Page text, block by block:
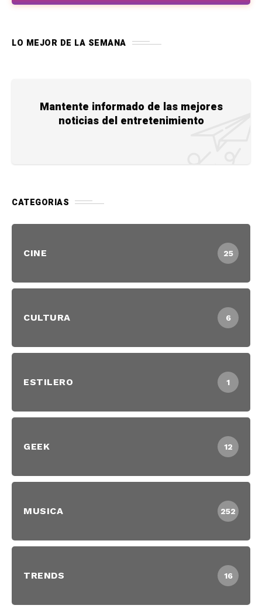
LO MEJOR DE LA SEMANA
Mantente informado de las mejores
noticias del entretenimiento
CATEGORIAS
CINE 25
CULTURA 6
ESTILERO 1
GEEK 12
MUSICA 252
TRENDS 16